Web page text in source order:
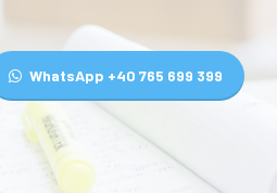
WhatsApp +40 765 699 399